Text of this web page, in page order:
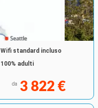
Wifi standard incluso
100% adulti
da 3 822 €